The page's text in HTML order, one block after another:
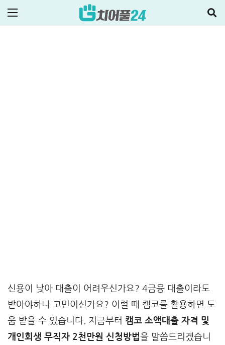
2025-03-13 저신용자대출
신용이 낮아 대출이 어려우신가요? 4금융 대출이라도
받아야하나 고민이신가요? 이럴 때 캠코를 활용하면 도
움 받을 수 있습니다. 지금부터 캠코 소액대출 자격 및
개인회생 무직자 2천만원 신청방법을 말씀드리겠습니